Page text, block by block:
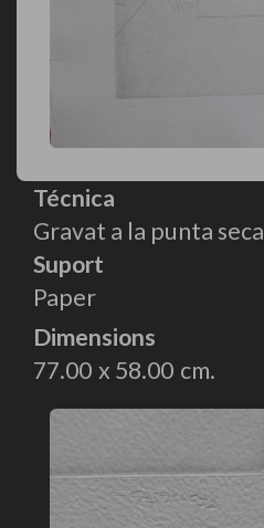
Técnica
Gravat a la punta seca
Suport
Paper
Dimensions
77.00
58.00